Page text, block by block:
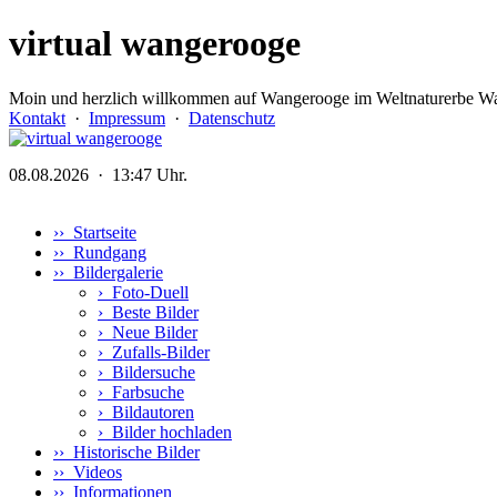
virtual wangerooge
Moin und herzlich willkommen auf Wangerooge im Weltnaturerbe
Kontakt · Impressum · Datenschutz
08.08.2026 · 13:47 Uhr.
›› Startseite
›› Rundgang
›› Bildergalerie
› Foto-Duell
› Beste Bilder
› Neue Bilder
› Zufalls-Bilder
› Bildersuche
› Farbsuche
› Bildautoren
› Bilder hochladen
›› Historische Bilder
›› Videos
›› Informationen